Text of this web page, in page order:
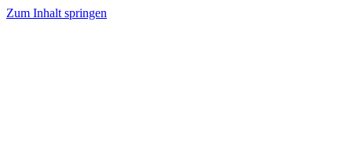
Zum Inhalt springen